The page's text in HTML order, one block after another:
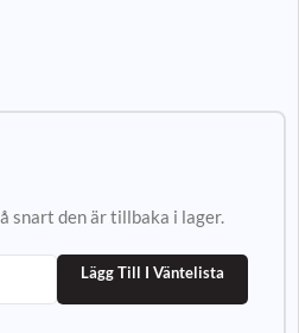
snart den är tillbaka i lager.
Lägg Till I Väntelista